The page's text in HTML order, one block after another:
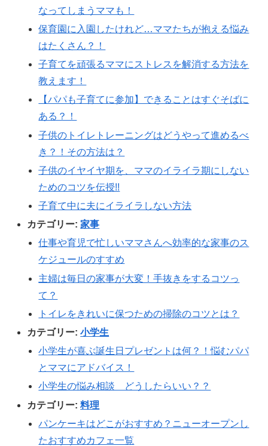
なってしまうママも！
保育園に入園したけれど…ママたちが抱える悩み
はたくさん？！
子育てを頑張るママにストレスを解消する方法を
教えます！
【パパも子育てに参加】できることはすぐそばに
ある？！
子供のトイレトレーニングはどうやって進めるべ
き？！その方法は？
子供のイヤイヤ期を、ママのイライラ期にしない
ためのコツを伝授!!
子育て中に夫にイライラしない方法
カテゴリー:家事
仕事や育児で忙しいママさんへ効率的な家事のス
ケジュールのすすめ
主婦は毎日の家事が大変！手抜きをするコツっ
て？
トイレをきれいに保つための掃除のコツとは？
カテゴリー:小学生
小学生が喜ぶ誕生日プレゼントは何？！悩むパパ
とママにアドバイス！
小学生の悩み相談 どうしたらいい？？
カテゴリー:料理
パンケーキはどこがおすすめ？ニューオープンし
たおすすめカフェ一覧